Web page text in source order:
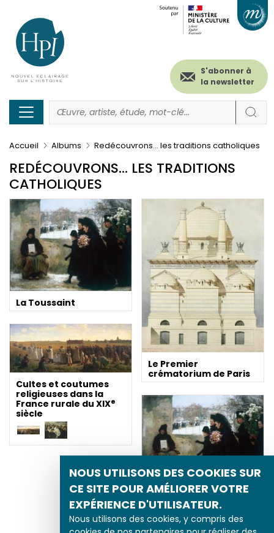
NOUS UTILISONS DES COOKIES SUR
CE SITE POUR AMÉLIORER VOTRE
EXPÉRIENCE D'UTILISATEUR.
Nous utilisons des cookies, y compris des
contenu
principal
Menu
secondaire
(header)
S'abonner à
la newsletter
Accueil Albums Redécouvrons... les traditions catholiques
REDÉCOUVRONS... LES TRADITIONS
CATHOLIQUES
La Toussaint
Le Premier
crématorium de Paris
Cultes et coutumes
religieuses dans la
France rurale du XIXe
siècle
Être catholique à la fin
du XIXesiècle